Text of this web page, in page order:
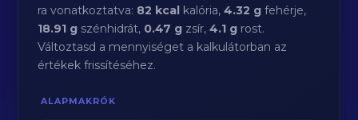
ra vonatkoztatva: 82 kcal kalória,4.32 g fehérje,
18.91 g szénhidrát, 0.47 g zsír,4.1 g rost.
Változtasd a mennyiséget a kalkulátorban az
értékek frissítéséhez.
ALAPMAKRÓK